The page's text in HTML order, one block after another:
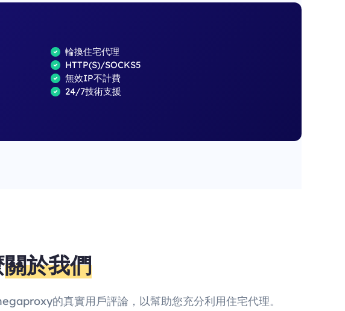
輪換住宅代理
HTTP(S)/SOCKS5
無效IP不計費
24/7技術支援
關於我們
的真實用戶評論，以幫助您充分利用住宅代理。